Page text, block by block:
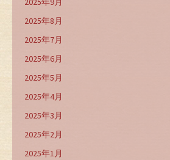
2025年8月
2025年7月
2025年6月
2025年5月
2025年4月
2025年3月
2025年2月
2025年1月